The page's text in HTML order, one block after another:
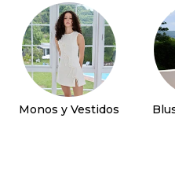
Monos y Vestidos